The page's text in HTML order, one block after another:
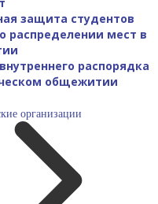
защита студентов
распределении мест в
распорядка
общежитии
организации